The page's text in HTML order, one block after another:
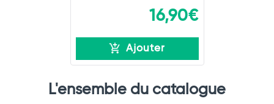
16,90€
Ajouter
L'ensemble du catalogue